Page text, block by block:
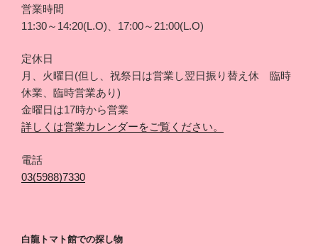
営業時間
11:30～14:20(L.O)、17:00～21:00(L.O)
定休日
月、火曜日(但し、祝祭日は営業し翌日振り替え休 臨時
休業、臨時営業あり)
金曜日は17時から営業
詳しくは営業カレンダーをご覧ください。
電話
03(5988)7330
白龍トマト館での探し物